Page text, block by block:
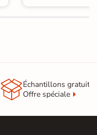
Échantillons gratuit
Offre spéciale